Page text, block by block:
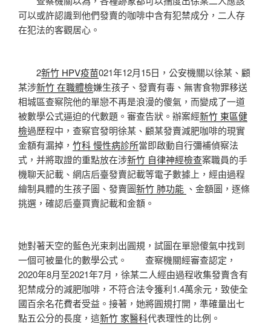
可以或許認識到他們發賣的咖啡中含有犯禁成分，二人存
在犯法的客觀居心。
2新竹 HPV疫苗021年12月15日，公安機關以徐某、顧
某涉新竹 在職體檢嫌生孩子、發賣有毒、無害食物罪移送
相城區查察院他的單戀不再是浪漫的傻氣，而變成了一道
被數學公式逼迫的代數題。審查告狀。辦案經新竹 東區健
檢過歷程中，查察官發明徐某、顧某發賣減肥咖啡的現實
金額有漏掉， 竹科 慢性病診所當即啟動自行彌補偵察法
式，并將取證的重點放在涉新竹 自律神經檢查案職員的手
機聊天記載、網店后臺發賣記載等電子數據上，經由過程
繪制具體的生孩子圖、發賣圖新竹 肺功能 、金額圖，逐條
挑選，確認后臺買賣記載和金額。
她對著天空的藍色光束刺出圓規，試圖在單戀傻氣中找到
一個可被量化的數學公式。 查察機關經審查認定，
2020年8月至2021年7月，徐某二人經由過程收集發賣含有
犯禁成分的減肥咖啡，不符合法令獲利1.4萬余元，致使全
國百余名花費者受益。接著，她將圓規打開，準確量出七
點五公分的長度，這新竹 家醫科代表理性的比例。